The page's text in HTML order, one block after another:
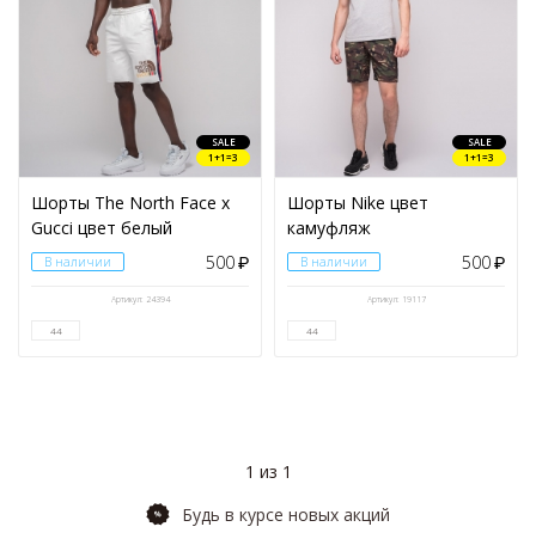
SALE
1+1=3
Шорты The North Face x
Gucci цвет белый
В наличии 500₽
Артикул: 24394
44
SALE
1+1=3
Шорты Nike цвет
камуфляж
В наличии 500₽
Артикул: 19117
44
1 из 1
Будь в курсе новых акций